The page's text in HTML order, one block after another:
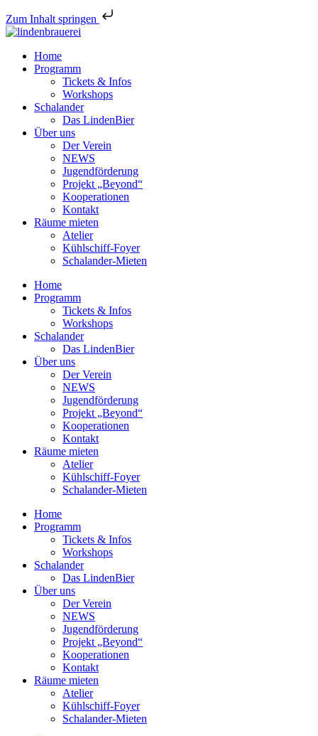
Zum Inhalt springen
Home
Programm
Tickets & Infos
Workshops
Schalander
Das LindenBier
Über uns
Der Verein
NEWS
Jugendförderung
Projekt „Beyond“
Kooperationen
Kontakt
Räume mieten
Atelier
Kühlschiff-Foyer
Schalander-Mieten
Home
Programm
Tickets & Infos
Workshops
Schalander
Das LindenBier
Über uns
Der Verein
NEWS
Jugendförderung
Projekt „Beyond“
Kooperationen
Kontakt
Räume mieten
Atelier
Kühlschiff-Foyer
Schalander-Mieten
Home
Programm
Tickets & Infos
Workshops
Schalander
Das LindenBier
Über uns
Der Verein
NEWS
Jugendförderung
Projekt „Beyond“
Kooperationen
Kontakt
Räume mieten
Atelier
Kühlschiff-Foyer
Schalander-Mieten